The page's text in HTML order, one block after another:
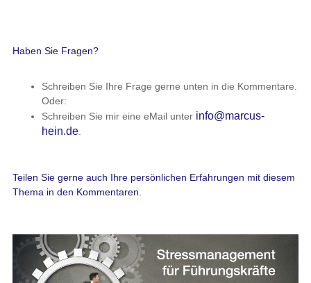
Haben Sie Fragen?
Schreiben Sie Ihre Frage gerne unten in die Kommentare.
Oder:
Schreiben Sie mir eine eMail unter info@marcus-
hein.de.
Teilen Sie gerne auch Ihre persönlichen Erfahrungen mit diesem
Thema in den Kommentaren.